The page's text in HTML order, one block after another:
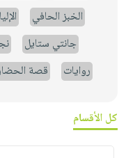
الخبز الحافي
جانتي ستايل
روايات
قصة
كل الأقسام